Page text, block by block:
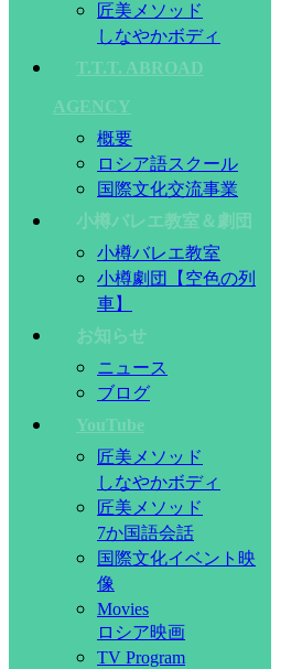
匠美メソッド
しなやかボディ
T.T.T. ABROAD
AGENCY
概要
ロシア語スクール
国際文化交流事業
小樽バレエ教室＆劇団
小樽バレエ教室
小樽劇団【空色の列
車】
お知らせ
ニュース
ブログ
YouTube
匠美メソッド
しなやかボディ
匠美メソッド
7か国語会話
国際文化イベント映
像
Movies
ロシア映画
TV Program